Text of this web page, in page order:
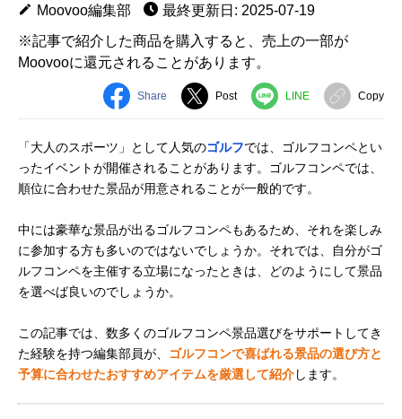
Moovoo編集部
最終更新日: 2025-07-19
※記事で紹介した商品を購入すると、売上の一部が
Moovooに還元されることがあります。
Share Post LINE Copy
「大人のスポーツ」として人気のゴルフでは、ゴルフコンペとい
ったイベントが開催されることがあります。ゴルフコンペでは、
順位に合わせた景品が用意されることが一般的です。
中には豪華な景品が出るゴルフコンペもあるため、それを楽しみ
に参加する方も多いのではないでしょうか。それでは、自分がゴ
ルフコンペを主催する立場になったときは、どのようにして景品
を選べば良いのでしょうか。
この記事では、数多くのゴルフコンペ景品選びをサポートしてき
た経験を持つ編集部員が、
ゴルフコンで喜ばれる景品の選び方と
予算に合わせたおすすめアイテムを厳選して紹介します。